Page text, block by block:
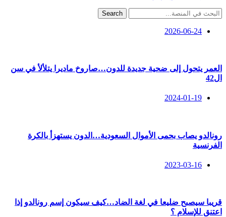
Search
2026-06-24
العمر يتحول إلى ضحية جديدة للدون…صاروخ ماديرا يتلألأ في سن
ال42
2024-01-19
رونالدو يصاب بحمى الأموال السعودية…الدون يستهزأ بالكرة
الفرنسية
2023-03-16
قريبا سيصبح ضليعا في لغة الضاد…كيف سيكون إسم رونالدو إذا
اعتنق للإسلام ؟